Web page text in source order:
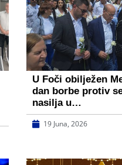
U Foči obilježen
dan borbe protiv
nasilja u…
19 Juna, 2026